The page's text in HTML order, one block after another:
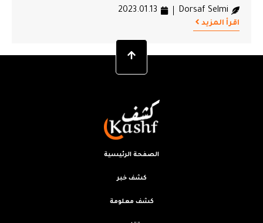
Dorsaf Selmi
2023.01.13
اقرأ المزيد
الصفحة الرئيسية
كشف خبر
كشف معلومة